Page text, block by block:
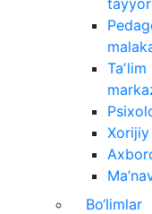
Bo‘limlar